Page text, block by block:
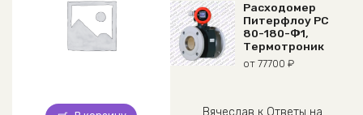
Расходомер
Питерфлоу РС
80-180-Ф1,
Термотроник
от 77700 ₽